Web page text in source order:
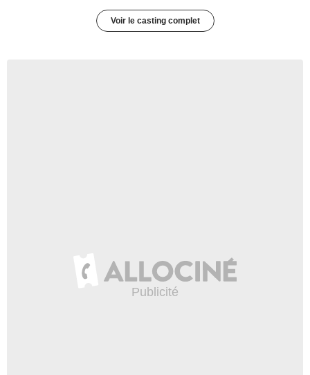
Voir le casting complet